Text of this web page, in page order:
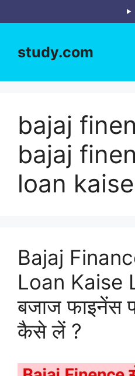
to
study.com
bajaj
bajaj
loan
Bajaj
Loan Kaise
बजाज फाइनेंस
कैसे लें ?